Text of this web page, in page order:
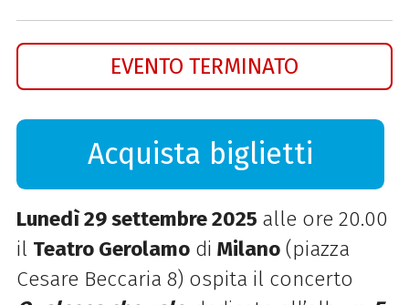
EVENTO TERMINATO
Acquista biglietti
Lunedì 29 settembre 2025 alle ore 20.00
il Teatro Gerolamodi Milano(piazza
Cesare Beccaria 8) ospita il concerto